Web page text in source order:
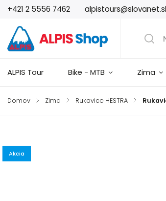
+421 2 5556 7462
ALPIS Tour Bike - MTB Zima
Domov / Zima / Rukavice HESTRA /
Akcia